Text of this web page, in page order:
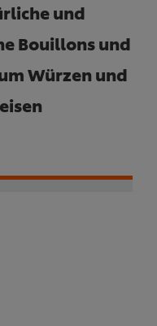
und
Bouillons und
Würzen und